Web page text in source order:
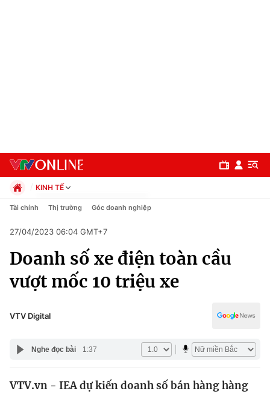
Chuyên mục
Chính trị
Pháp luật
KINH TẾ
Chính trị
Pháp luật
Kinh tế
Thể thao
Truyền hình
Y tế
Công nghệ
Tài chính Thị trường Góc doanh nghiệp
27/04/2023 06:04 GMT+7
Doanh số xe điện toàn cầu
vượt mốc 10 triệu xe
VTV Digital
Nghe đọc bài 1:37
VTV.vn - IEA dự kiến doanh số bán hàng hàng